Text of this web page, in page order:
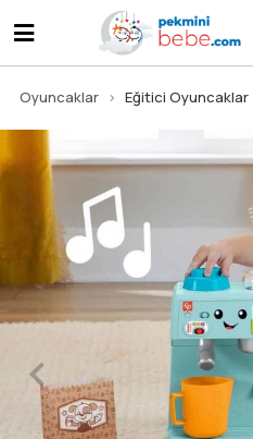
Oyuncaklar Eğitici Oyuncaklar